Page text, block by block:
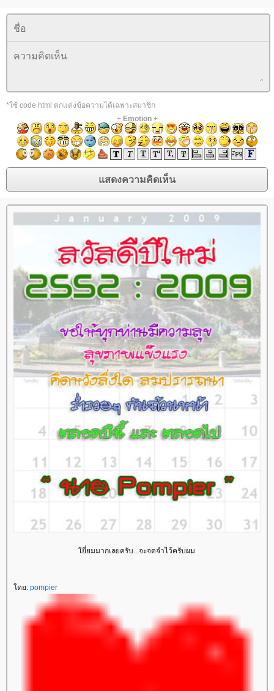
*ใช้ code html ตกแต่งข้อความได้เฉพาะสมาชิก
+ Emotion+
เียี่ยมมากเลยครับ...จะจดจำไว้ครับผม
ดย: pompier